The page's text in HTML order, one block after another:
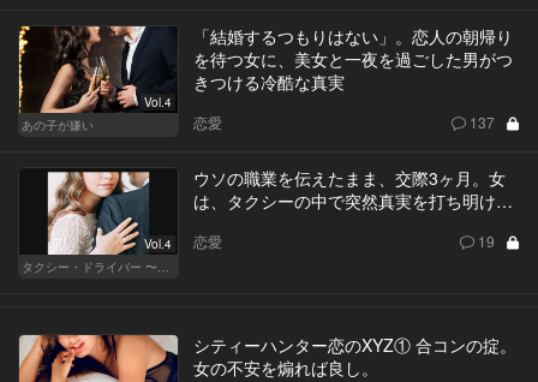
Vol.4
あの子が嫌い
「結婚するつもりはない」。恋人の朝帰り
を待つ女に、美女と一夜を過ごした男がつ
きつける冷酷な真実
恋愛 137
Vol.4
タクシー・ドライバー 〜柊舞香〜
ウソの職業を伝えたまま、交際3ヶ月。女
は、タクシーの中で突然真実を打ち明け…
恋愛 19
シティーハンター恋のXYZ① 合コンの掟。
女の不安を煽れば良し。